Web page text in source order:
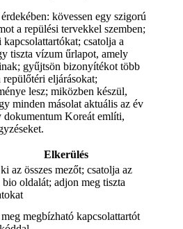
kövessen egy szigorú
a repülési tervekkel szemben;
kapcsolattartókat; csatolja a
tiszta vízum űrlapot, amely
gyűjtsön bizonyítékot több
eljárásokat;
lesz; miközben készül,
minden másolat aktuális az év
dokumentum Koreát említi,
Elkerülés
az összes mezőt; csatolja az
oldalát; adjon meg tiszta
megbízható kapcsolattartót